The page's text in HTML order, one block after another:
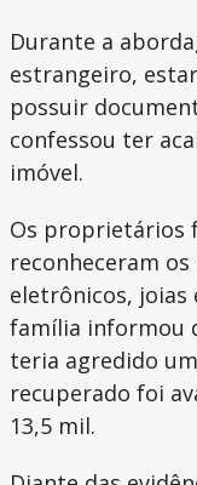
Durante a
estrangeiro,
possuir
confessou ter
imóvel.
Os proprietários
reconheceram
eletrônicos, joias
família informou
teria agredido
recuperado foi
13,5 mil.